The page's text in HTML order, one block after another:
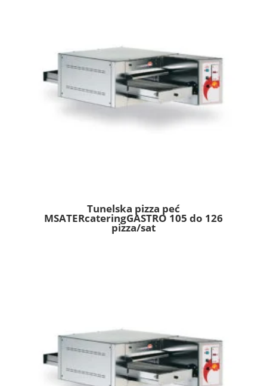
Tunelska pizza peć
MSATERcateringGASTRO 105 do 126
pizza/sat